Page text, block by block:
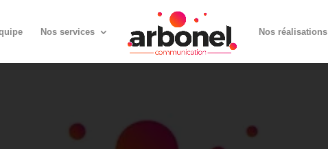
Nos services Nos réalisations